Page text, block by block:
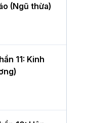
(Ngũ thừa)
11: Kinh